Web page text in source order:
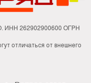
ИНН 262902900600 ОГРН
отличаться от внешнего